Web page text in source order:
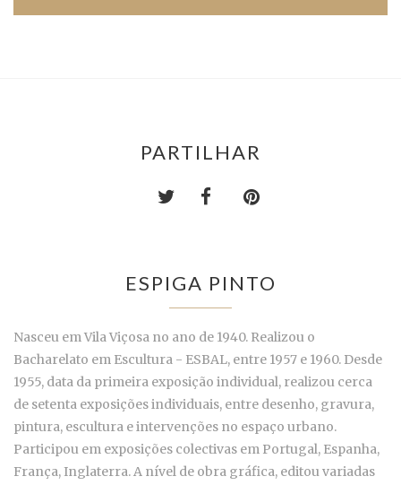
PARTILHAR
ESPIGA PINTO
Nasceu em Vila Viçosa no ano de 1940. Realizou o
Bacharelato em Escultura - ESBAL, entre 1957 e 1960. Desde
1955, data da primeira exposição individual, realizou cerca
de setenta exposições individuais, entre desenho, gravura,
pintura, escultura e intervenções no espaço urbano.
Participou em exposições colectivas em Portugal, Espanha,
França, Inglaterra. A nível de obra gráfica, editou variadas